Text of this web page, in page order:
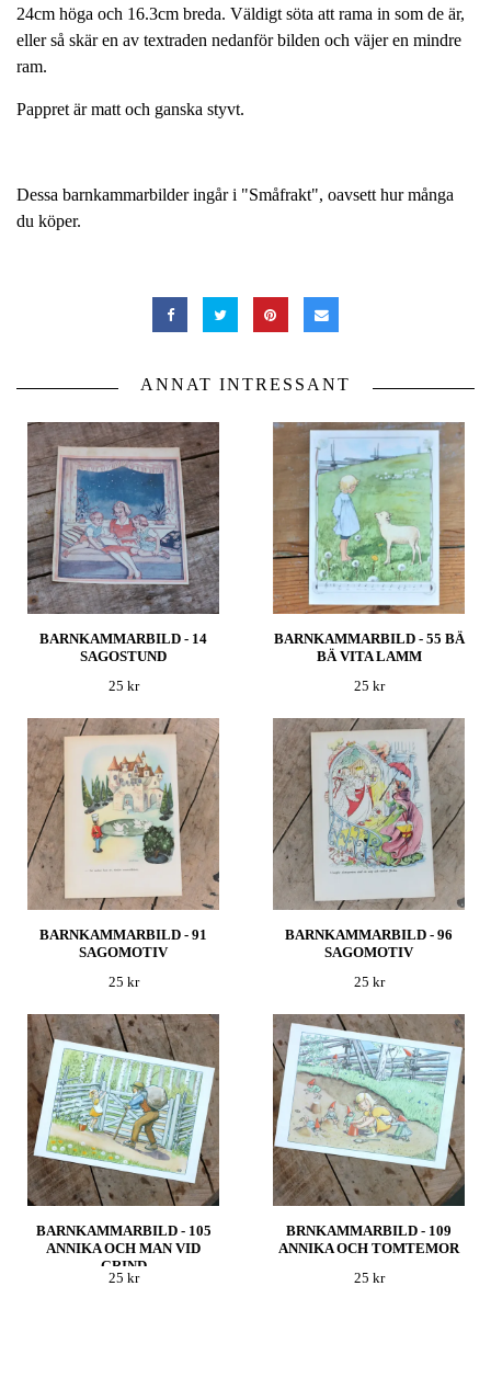
24cm höga och 16.3cm breda. Väldigt söta att rama in som de är,
eller så skär en av textraden nedanför bilden och väjer en mindre
ram.
Pappret är matt och ganska styvt.
Dessa barnkammarbilder ingår i "Småfrakt", oavsett hur många
du köper.
ANNAT INTRESSANT
BARNKAMMARBILD - 14
SAGOSTUND
25 kr
BARNKAMMARBILD - 55 BÄ
BÄ VITA LAMM
25 kr
BARNKAMMARBILD - 91
SAGOMOTIV
25 kr
BARNKAMMARBILD - 96
SAGOMOTIV
25 kr
BARNKAMMARBILD - 105
ANNIKA OCH MAN VID
GRIND
25 kr
BRNKAMMARBILD - 109
ANNIKA OCH TOMTEMOR
25 kr